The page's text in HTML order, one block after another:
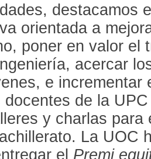
destacamos
orientada a
poner en valor el
acercar
e incrementar
de la
y charlas para
La UOC
el Premi